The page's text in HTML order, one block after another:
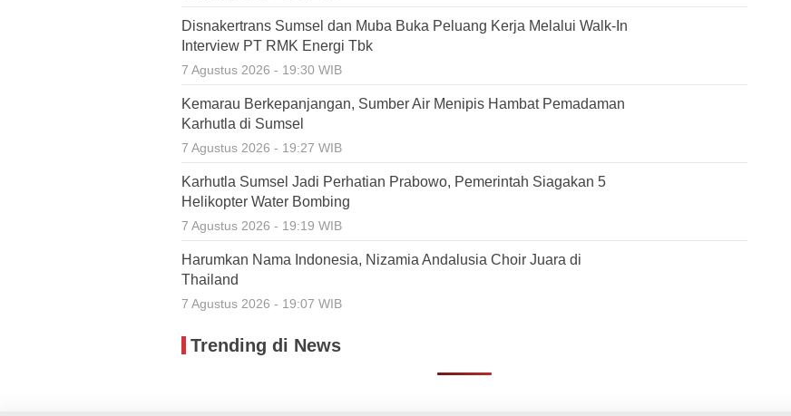
Disnakertrans Sumsel dan Muba Buka Peluang Kerja Melalui Walk-In
Interview PT RMK Energi Tbk
7 Agustus 2026 - 19:30 WIB
Kemarau Berkepanjangan, Sumber Air Menipis Hambat Pemadaman
Karhutla di Sumsel
7 Agustus 2026 - 19:27 WIB
Karhutla Sumsel Jadi Perhatian Prabowo, Pemerintah Siagakan 5
Helikopter Water Bombing
7 Agustus 2026 - 19:19 WIB
Harumkan Nama Indonesia, Nizamia Andalusia Choir Juara di
Thailand
7 Agustus 2026 - 19:07 WIB
Trending di News